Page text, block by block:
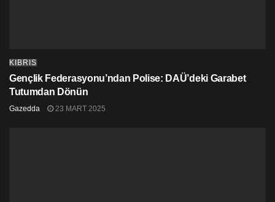
KIBRIS
Gençlik Federasyonu’ndan Polise: DAÜ’deki Garabet
Tutumdan Dönün
Gazedda 23 MART 2025